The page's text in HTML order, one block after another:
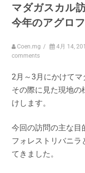
マダガスカル
今年のアグロ
Coen.mg / 4月 14,
comments
2月～3月にかけてマ
その際に見た現地の
けします。
今回の訪問の主な目
フォレストリバニラ
てきました。